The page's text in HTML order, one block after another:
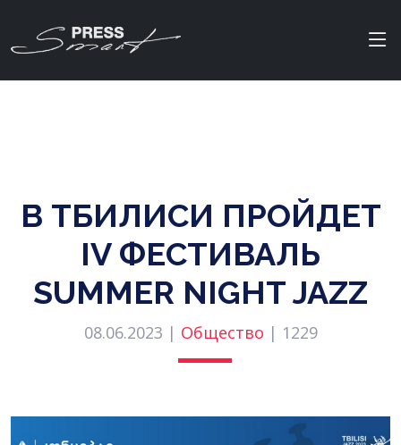
В ТБИЛИСИ ПРОЙДЕТ
IV ФЕСТИВАЛЬ
SUMMER NIGHT JAZZ
08.06.2023 | Общество | 1229